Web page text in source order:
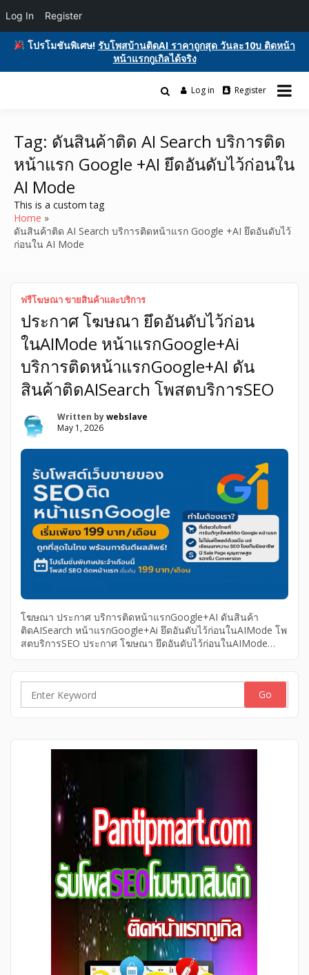
โปรโมชันพิเศษ! รับโพสบ้านติดAI ราคาถูกสุด วันละ10บ ติดหน้า
หน้าแรกกูเกิลได้จริง
หน้าแรกกูเกิล ฟรีประกาศขายบ้านที่ดิน
อสังหา ของมือสอง รถยนต์ สินค้าและ
บริการ
รับโพสต์เว็บบอร์ด ติดAI ตลาดซื้อขาย ฟรีประกาศ ติดgooglesหน้า1ฟรี
Log in Register
Tag: ดันสินค้าติด AI Search บริการติด
หน้าแรก Google +AI ยึดอันดับไว้ก่อนใน
AI Mode
This is a custom tag
Home
ดันสินค้าติด AI Search บริการติดหน้าแรก Google +AI ยึดอันดับไว้
ก่อนใน AI Mode
ฟรีโฆษณา ขายสินค้าและบริการ
ประกาศ โฆษณา ยึดอันดับไว้ก่อน
ในAIMode หน้าแรกGoogle+Ai
บริการติดหน้าแรกGoogle+AI ดัน
สินค้าติดAISearch โพสตบริการSEO
Written bywebslave
May 1, 2026
โฆษณา ประกาศ บริการติดหน้าแรกGoogle+AI ดันสินค้า
ติดAISearch หน้าแรกGoogle+Ai ยึดอันดับไว้ก่อนในAIMode โพ
สตบริการSEO ประกาศ โฆษณา ยึดอันดับไว้ก่อนในAIMode
โฆษณา โพสตบริการSEO ดันสินค้าติดAISearch ยึดอันดับไว้ก่อน
ในAIMode ประกาศ หน้าแรกGoogle+Ai อย่าโพสต์เว็บบอร์ด
แบบเดิม โพสเว็บ2026 ติดดันสินค้าติด AI Search โพสตบริการ
สินค้าติด AI Search โพสต์แบบเดิม… “เริ่มไม่ติดแล้ว” โพสตบริ
ก่อนใน AI Mode รับโพสต์เว็บบอร์ด เน้นติด AI Search […]
Search
Log In Register